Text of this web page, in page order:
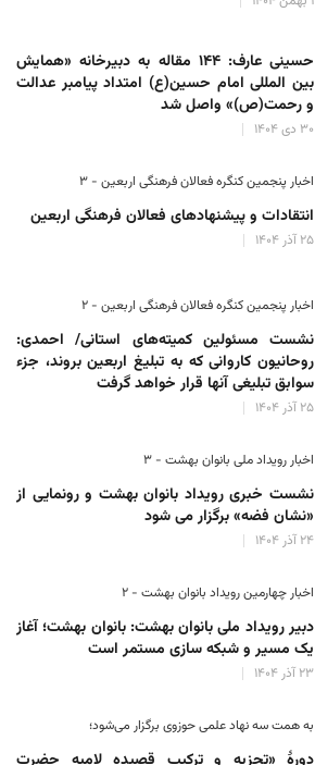
حسینی عارف: ۱۴۴ مقاله به دبیرخانه «همایش
بین المللی امام حسین(ع) امتداد پیامبر عدالت
و رحمت(ص)» واصل شد
۳۰ دی ۱۴۰۴
اخبار پنجمین کنگره فعالان فرهنگی اربعین - ۳
انتقادات و پیشنهادهای فعالان فرهنگی اربعین
۲۵ آذر ۱۴۰۴
اخبار پنجمین کنگره فعالان فرهنگی اربعین - ۲
نشست مسئولین کمیته‌های استانی/ احمدی:
روحانیون کاروانی که به تبلیغ اربعین بروند، جزء
سوابق تبلیغی آنها قرار خواهد گرفت
۲۵ آذر ۱۴۰۴
اخبار رویداد ملی بانوان بهشت - ۳
نشست خبری رویداد بانوان بهشت و رونمایی از
«نشان فضه» برگزار می شود
۲۴ آذر ۱۴۰۴
اخبار چهارمین رویداد بانوان بهشت - ۲
دبیر رویداد ملی بانوان بهشت: بانوان بهشت؛ آغاز
یک مسیر و شبکه سازی مستمر است
۲۳ آذر ۱۴۰۴
به همت سه نهاد علمی حوزوی برگزار می‌شود؛